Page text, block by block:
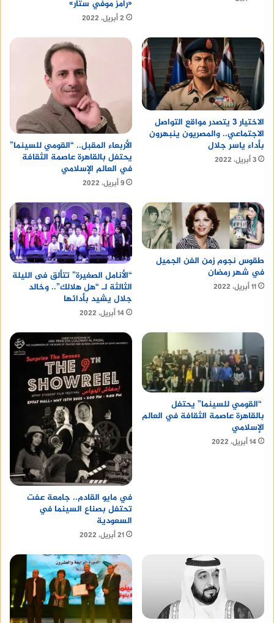
«رامز موفي ستار»
2 أبريل، 2022
الاختيار 3 يتصدر مواقع التواصل
الاجتماعي.. والمصريون ينبهرون
بأداء ياسر جلال
3 أبريل، 2022
الأربعاء المقبل.. “القومي للسينما”
يحتفل بالقاهرة عاصمة الثقافة
في العالم الإسلامي
9 أبريل، 2022
طقوس نجوم زمن الفن الجميل
في شهر رمضان
11 أبريل، 2022
“الأنامل الصغيرة” تتألق فى الليلة
الثالثة لـ “هل هلالك”.. وخالد
جلال يشيد بأدائها
14 أبريل، 2022
“القومي للسينما” يحتفل
بالقاهرة عاصمة الثقافة في العالم
الإسلامي
14 أبريل، 2022
في مايو القادم.. جامعة عفت
تحتفل بصناع السينما في
السعودية
21 أبريل، 2022